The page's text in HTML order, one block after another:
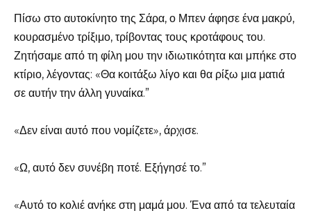
Πίσω στο αυτοκίνητο της Σάρα, ο Μπεν άφησε ένα μακρύ,
κουρασμένο τρίξιμο, τρίβοντας τους κροτάφους του.
Ζητήσαμε από τη φίλη μου την ιδιωτικότητα και μπήκε στο
κτίριο, λέγοντας: «Θα κοιτάξω λίγο και θα ρίξω μια ματιά
σε αυτήν την άλλη γυναίκα.”
«Δεν είναι αυτό που νομίζετε», άρχισε.
«Ω, αυτό δεν συνέβη ποτέ. Εξήγησέ το.”
«Αυτό το κολιέ ανήκε στη μαμά μου. Ένα από τα τελευταία